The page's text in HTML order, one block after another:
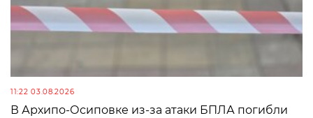
11:22 03.08.2026
В Архипо-Осиповке из-за атаки БПЛА погибли